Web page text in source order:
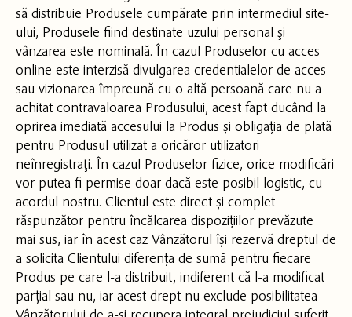
să distribuie Produsele cumpărate prin intermediul site-
ului, Produsele fiind destinate uzului personal şi
vânzarea este nominală. În cazul Produselor cu acces
online este interzisă divulgarea credentialelor de acces
sau vizionarea împreună cu o altă persoană care nu a
achitat contravaloarea Produsului, acest fapt ducând la
oprirea imediată accesului la Produs și obligația de plată
pentru Produsul utilizat a oricăror utilizatori
neînregistraţi. În cazul Produselor fizice, orice modificări
vor putea fi permise doar dacă este posibil logistic, cu
acordul nostru. Clientul este direct și complet
răspunzător pentru încălcarea dispozițiilor prevăzute
mai sus, iar în acest caz Vânzătorul își rezervă dreptul de
a solicita Clientului diferența de sumă pentru fiecare
Produs pe care l-a distribuit, indiferent că l-a modificat
parțial sau nu, iar acest drept nu exclude posibilitatea